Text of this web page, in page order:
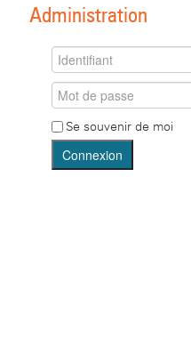
Administration
Se souvenir de moi
Connexion